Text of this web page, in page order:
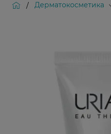
/ Дерматокосметика